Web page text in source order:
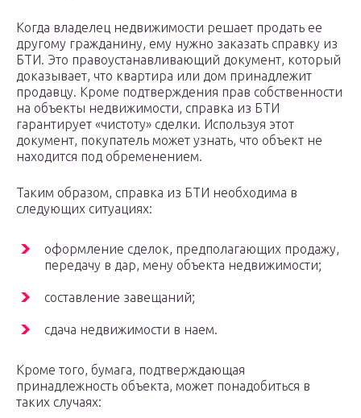
Когда владелец недвижимости решает продать ее
другому гражданину, ему нужно заказать справку из
БТИ. Это правоустанавливающий документ, который
доказывает, что квартира или дом принадлежит
продавцу. Кроме подтверждения прав собственности
на объекты недвижимости, справка из БТИ
гарантирует «чистоту» сделки. Используя этот
документ, покупатель может узнать, что объект не
находится под обременением.
Таким образом, справка из БТИ необходима в
следующих ситуациях:
оформление сделок, предполагающих продажу,
передачу в дар, мену объекта недвижимости;
составление завещаний;
сдача недвижимости в наем.
Кроме того, бумага, подтверждающая
принадлежность объекта, может понадобиться в
таких случаях: